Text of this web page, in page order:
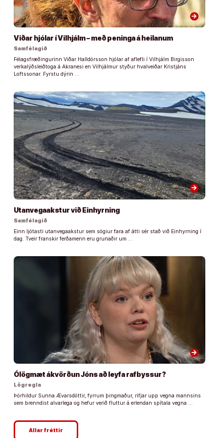
arrow_forward
Viðar hjólar í Vilhjálm – með peninga á heilanum
Samfélagið
Félagsfræðingurinn Viðar Halldórsson hjólar af aflefli í Vilhjálm Birgisson
verkalýðsleiðtoga á Akranesi en Vilhjálmur styður hvalveiðar Kristjáns
Loftssonar. Fyrstu dýrin …
arrow_forward
Utanvegaakstur við Einhyrning
Samfélagið
Einn ljótasti utanvegaakstur sem sögiur fara af átti sér stað við Einhyrning í
dag. Tveir franskir ferðamenn eru grunaðir um …
arrow_forward
Ólögmæt ákvörðun Jóns að leyfa rafbyssur?
Lögregla
Þórhildur Sunna Ævarsdóttir, fyrrum þingmaður, rifjar upp vegna mannsins
sem brenndist alvarlega og hefur verið fluttur á erlendan spítala vegna …
Allar fréttir